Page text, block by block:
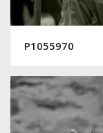
P1055970